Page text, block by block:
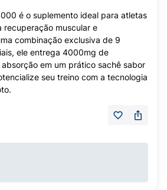
é o suplemento ideal para atletas
recuperação muscular e
combinação exclusiva de 9
ele entrega 4000mg de
em um prático sachê sabor
seu treino com a tecnologia